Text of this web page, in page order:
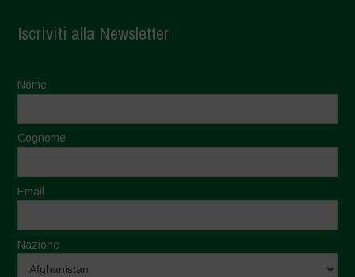
Iscriviti alla Newsletter
Nome
Cognome
Email
Nazione